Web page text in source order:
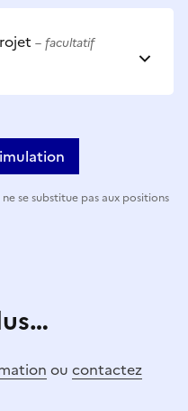
– facultatif
se substitue pas aux positions
ou contactez